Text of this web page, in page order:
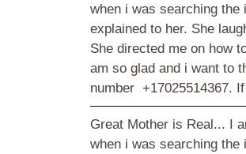
when i was searching
explained to her. She
She directed me on how
am so glad and i want to
number +17025514367.
Great Mother is Real... I
when i was searching